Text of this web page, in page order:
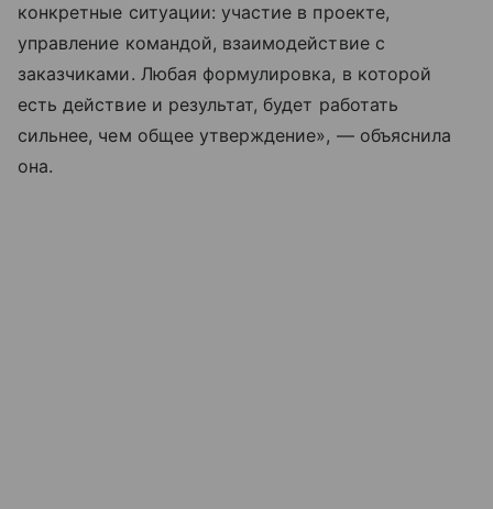
конкретные ситуации: участие в проекте,
управление командой, взаимодействие с
заказчиками. Любая формулировка, в которой
есть действие и результат, будет работать
сильнее, чем общее утверждение», — объяснила
она.